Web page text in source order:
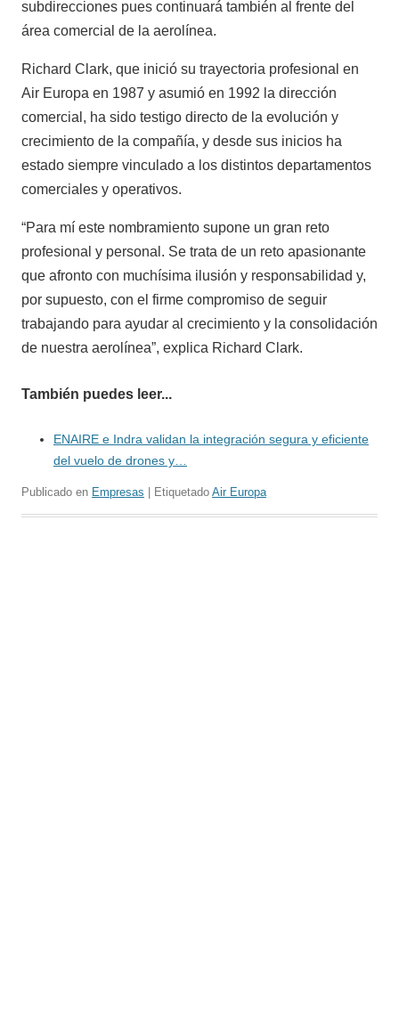
subdirecciones pues continuará también al frente del
área comercial de la aerolínea.
Richard Clark, que inició su trayectoria profesional en
Air Europa en 1987 y asumió en 1992 la dirección
comercial, ha sido testigo directo de la evolución y
crecimiento de la compañía, y desde sus inicios ha
estado siempre vinculado a los distintos departamentos
comerciales y operativos.
“Para mí este nombramiento supone un gran reto
profesional y personal. Se trata de un reto apasionante
que afronto con muchísima ilusión y responsabilidad y,
por supuesto, con el firme compromiso de seguir
trabajando para ayudar al crecimiento y la consolidación
de nuestra aerolínea”, explica Richard Clark.
También puedes leer...
ENAIRE e Indra validan la integración segura y eficiente
del vuelo de drones y…
Publicado en Empresas | Etiquetado Air Europa